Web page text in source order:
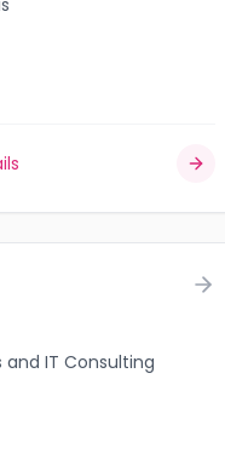
and IT Consulting